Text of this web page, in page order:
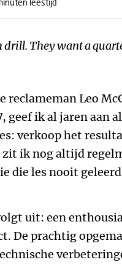
leestijd
drill. They want a
reclameman Leo
geef ik al jaren aan
verkoop het
zit ik nog altijd
die les nooit
uit: een
De prachtig